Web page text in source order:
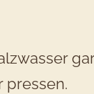
pressen.